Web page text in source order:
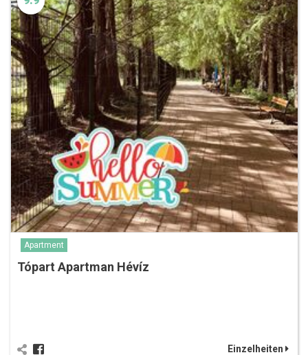
Apartment
Tópart Apartman Hévíz
Einzelheiten